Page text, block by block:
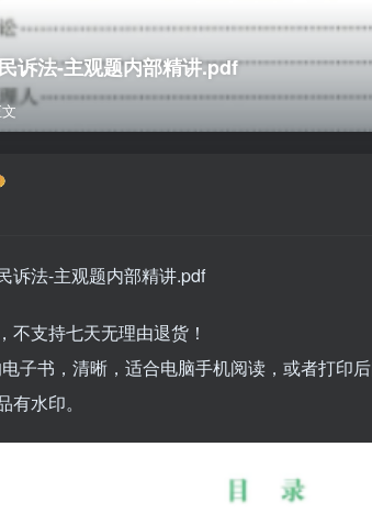
诉法-主观题内部精讲.pdf
诉法-主观题内部精讲.pdf
不支持七天无理由退货！
子书，清晰，适合电脑手机阅读，或者打印后
水印。